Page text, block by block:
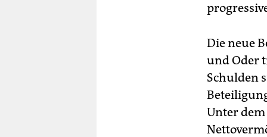
Die neue
und Oder
Schulden
Unter dem